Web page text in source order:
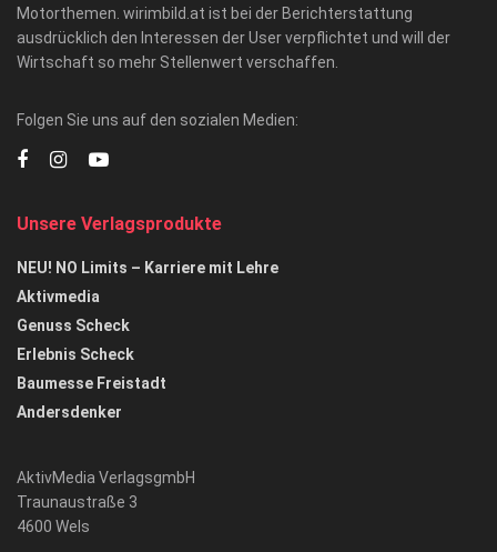
Motorthemen. wirimbild.at ist bei der Berichterstattung
ausdrücklich den Interessen der User verpflichtet und will der
Wirtschaft so mehr Stellenwert verschaffen.
Folgen Sie uns auf den sozialen Medien:
Unsere Verlagsprodukte
NEU! NO Limits – Karriere mit Lehre
Aktivmedia
Genuss Scheck
Erlebnis Scheck
Baumesse Freistadt
Andersdenker
AktivMedia VerlagsgmbH
Traunaustraße 3
4600 Wels